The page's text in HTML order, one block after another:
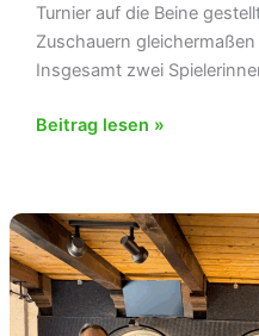
Turnier auf die Beine
Zuschauern
Insgesamt zwei
Gelungenes
beim
Tennisclub
–
ein
voller
Beitrag lesen »